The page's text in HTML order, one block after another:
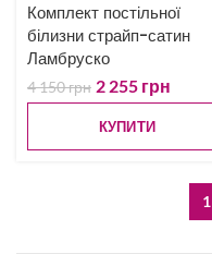
Комплект постільної
білизни страйп-сатин
Ламбруско
4 150грн 2 255 грн
КУПИТИ
1